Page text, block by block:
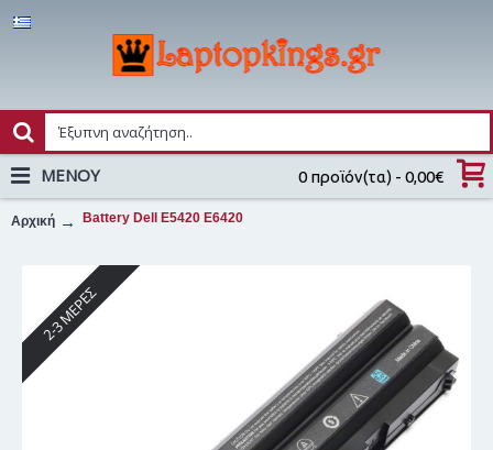
0 προϊόν(τα) - 0,00€
MENOY
Αρχική Battery Dell E5420 E6420
2-3 ΜΈΡΕΣ